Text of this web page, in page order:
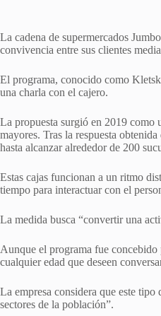
La cadena de supermercados
convivencia entre sus clientes
El programa, conocido como
una charla con el cajero.
La propuesta surgió en 2019 como
mayores. Tras la respuesta
hasta alcanzar alrededor de 200
Estas cajas funcionan a un ritmo
tiempo para interactuar con el
La medida busca “convertir una
Aunque el programa fue concebido
cualquier edad que deseen
La empresa considera que este
sectores de la población”.